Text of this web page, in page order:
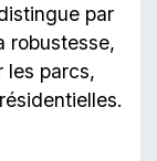
par
robustesse,
les parcs,